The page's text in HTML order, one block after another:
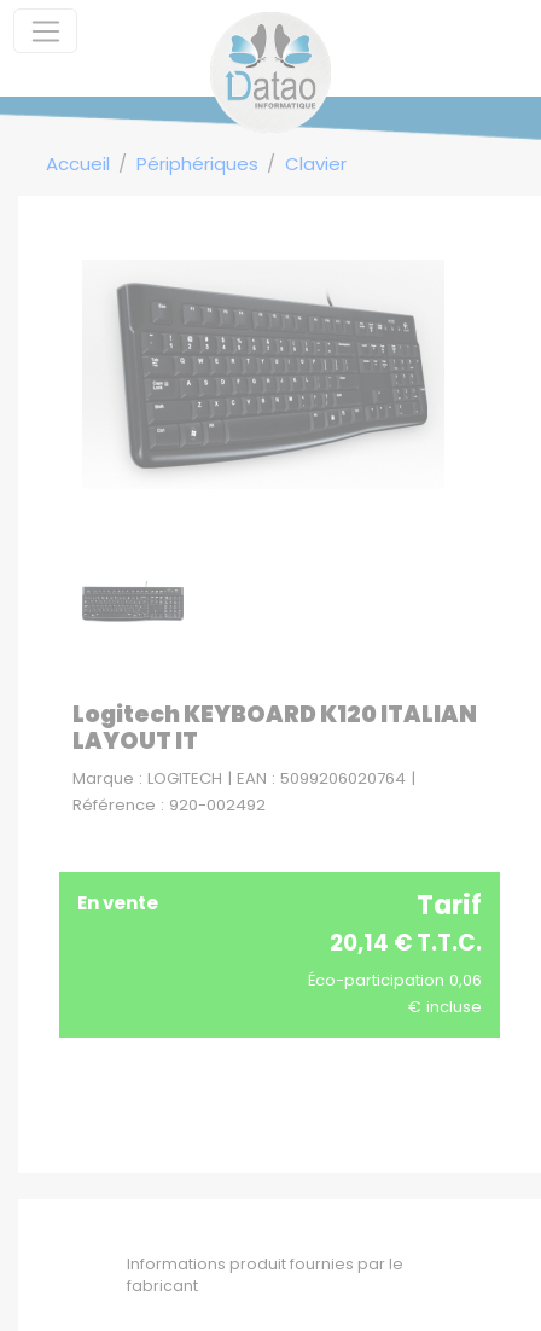
Accueil Périphériques Clavier
Logitech KEYBOARD K120 ITALIAN
LAYOUT IT
Marque : LOGITECH | EAN : 5099206020764 |
Référence : 920-002492
En vente Tarif
20,14 € T.T.C.
Éco-participation 0,06
€ incluse
Informations produit fournies par le
fabricant
Panneau de gestion des cookies